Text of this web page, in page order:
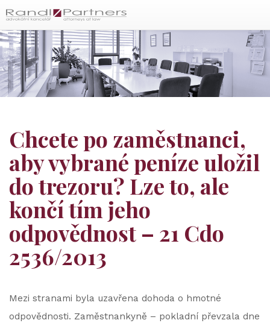
Chcete po zaměstnanci,
aby vybrané peníze uložil
do trezoru? Lze to, ale
končí tím jeho
odpovědnost – 21 Cdo
2536/2013
Mezi stranami byla uzavřena dohoda o hmotné
odpovědnosti. Zaměstnankyně – pokladní převzala dne
Čeština